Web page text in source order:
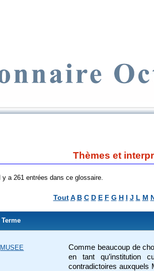
Thèmes et
Il y a 261 entrées dans ce glossaire.
Tout A B C D E F G H I J L M
Terme
MUSEE
Comme beaucoup de
en tant qu’institution
contradictoires auxquels